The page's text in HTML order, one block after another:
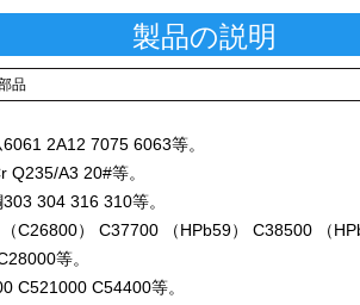
製品の説明
品
2A12 7075 6063等。
Q235/A3 20#等。
304 316 310等。
C26800） C37700 （HPb59） C38500 （
等。
C521000 C54400等。